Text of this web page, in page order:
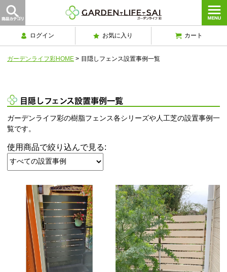
ログイン お気に入り カート
ガーデンライフ彩HOME > 目隠しフェンス設置事例一覧
目隠しフェンス設置事例一覧
ガーデンライフ彩の樹脂フェンス各シリーズや人工芝の設置事例一
覧です。
使用商品で絞り込んで見る: